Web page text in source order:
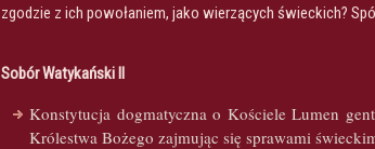
zgodzie z ich powołaniem, jako wierzących świeckich?
Sobór Watykański II
Konstytucja dogmatyczna o Kościele Lumen
Królestwa Bożego zajmując się sprawami